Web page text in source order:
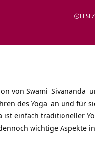
von Swami Sivananda
desYoga an und für
einfach traditioneller
wichtige Aspekte